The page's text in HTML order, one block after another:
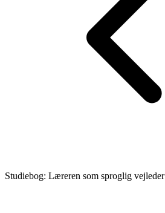
Studiebog: Læreren som sproglig vejleder